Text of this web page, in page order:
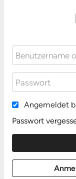
Angemeldet
Passwort